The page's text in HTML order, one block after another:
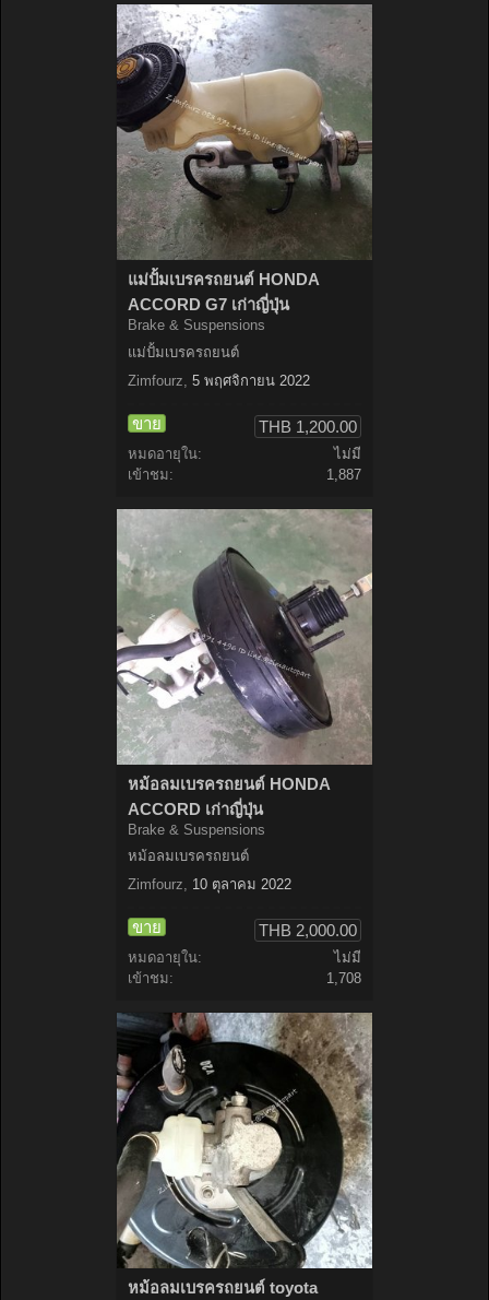
แม่ปั้มเบรครถยนต์ HONDA
ACCORD G7 เก่าญี่ปุ่น
Brake & Suspensions
แม่ปั้มเบรครถยนต์
Zimfourz 5 พฤศจิกายน 2022
ขาย THB 1,200.00
หมดอายุใน:
ไม่มี
เข้าชม:
1,887
หม้อลมเบรครถยนต์ HONDA
ACCORD เก่าญี่ปุ่น
Brake & Suspensions
หม้อลมเบรครถยนต์
Zimfourz, 10 ตุลาคม 2022
ขาย THB 2,000.00
หมดอายุใน:
ไม่มี
เข้าชม:
1,708
หม้อลมเบรครถยนต์ toyota